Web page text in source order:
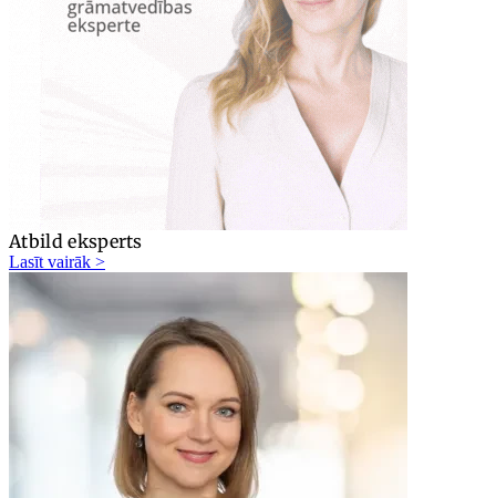
Atbild eksperts
Lasīt vairāk >